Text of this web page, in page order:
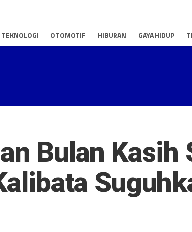
TEKNOLOGI OTOMOTIF HIBURAN GAYA HIDUP
Bulan Kasih